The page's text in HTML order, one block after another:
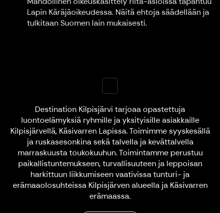
Lapin Käräjäoikeudessa. Näitä ehtoja säädellään ja
tulkitaan Suomen lain mukaisesti.
Destination Kilpisjärvi tarjoaa opastettuja
luontoelämyksiä ryhmille ja yksityisille asiakkaille
Kilpisjärvellä, Käsivarren Lapissa. Toimimme syyskesällä
ja ruskasesonkina sekä talvella ja kevättalvella
marraskuusta toukokuuhun. Toimintamme perustuu
paikallistuntemukseen, turvallisuuteen ja leppoisan
harkittuun liikkumiseen vaativissa tunturi- ja
erämaaolosuhteissa Kilpisjärven alueella ja Käsivarren
erämaassa.